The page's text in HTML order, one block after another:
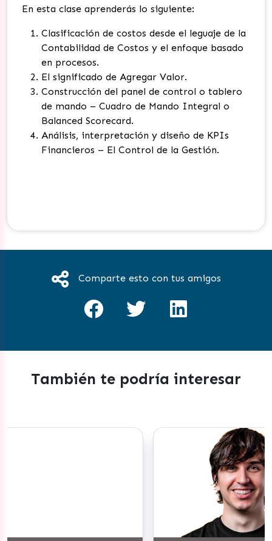
En esta clase aprenderás lo siguiente:
Clasificación de costos desde el leguaje de la
Contabilidad de Costos y el enfoque basado
en procesos.
El significado de Agregar Valor.
Construcción del panel de control o tablero
de mando – Cuadro de Mando Integral o
Balanced Scorecard.
Análisis, interpretación y diseño de KPIs
Financieros – El Control de la Gestión.
Comparte esto con tus amigos
También te podría interesar